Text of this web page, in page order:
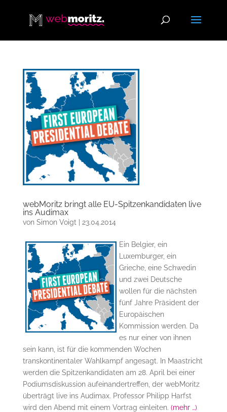
webMoritz bringt alle EU-Spitzenkandidaten live
ins Audimax
von Simon Voigt 23.04.2014
Ein Belgier, ein
Luxemburger, ein
Grieche, eine Schwedin
und zwei Deutsche
wollen für die nächsten
fünf Jahre Präsident der
Europäischen
Kommission werden. Da
es nur einer von ihnen
sein kann, ist für die kommenden Wochen
transkontinentaler Wahlkampf angesagt. In Maastricht
werden die Spitzenkandidaten am 28. April bei einer
Podiumsdiskussion aufeinandertreffen, der webMoritz
überträgt live ins Audimax. Professor Philipp Harfst
wird den Abend mit einem Vortrag einleiten. (mehr …)